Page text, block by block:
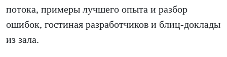
потока, примеры лучшего опыта и разбор
ошибок, гостиная разработчиков и блиц-доклады
из зала.